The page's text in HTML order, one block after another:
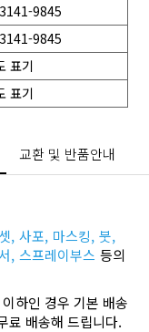
9845
9845
표기
표기
교환 및 반품안내
, 사포, 마스킹, 붓,
, 스프레이부스 등의
하인 경우 기본 배송
료 배송해 드립니다.